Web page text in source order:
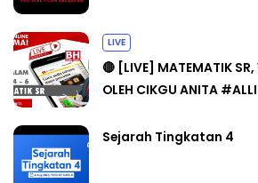
LIVE
🔴 [LIVE] MATEMATIK
OLEH CIKGU ANITA
Sejarah Tingkatan 4